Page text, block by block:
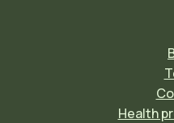
Health